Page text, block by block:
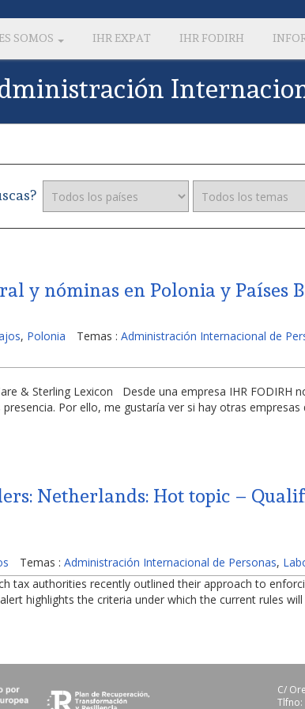
SOMOS IHR EXPAT IHR FODIRH
y nóminas en Polonia y Países
, Polonia Temas : Administración Internacional de
& Sterling Lexicon Desde una empresa IHR FODIRH
Por ello, me gustaría ver si hay otras
Netherlands: Hot topic –
Temas : Administración Internacional de Personas,
tax authorities recently outlined their approach to
highlights the criteria under which the current rules
C/
Tlfno: